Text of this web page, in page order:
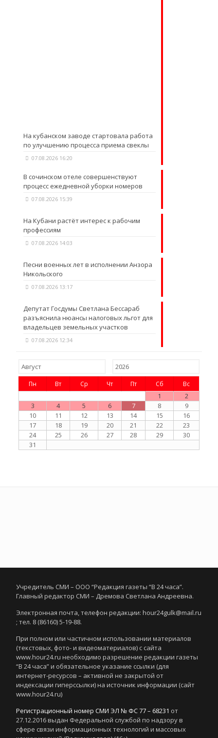
На кубанском заводе стартовала работа
по улучшению процесса приема свеклы
07.08.2026 16:20
В сочинском отеле совершенствуют
процесс ежедневной уборки номеров
07.08.2026 15:39
На Кубани растёт интерес к рабочим
профессиям
07.08.2026 14:03
Песни военных лет в исполнении Анзора
Никольского
07.08.2026 13:17
Депутат Госдумы Светлана Бессараб
разъяснила нюансы налоговых льгот для
владельцев земельных участков
07.08.2026 12:34
Пн Вт Ср Чт Пт Сб Вс
1
2
3
4 5 6 7 8
9
10
11 12 13 14 15
16
17
18 19 20 21 22
23
24
25 26 27 28 29
30
31
Учредитель СМИ – ООО “Редакция газеты “В 24 часа”.
Главный редактор СМИ – Дремова Светлана Андреевна.
Электронная почта, телефон редакции: hour24gulk@mail.ru
; тел. 8 (86160) 5-19-88.
При полном или частичном использовании материалов
(текстовых, фото- и видеоматериалов) с сайта
www.hour24.ru необходимо разрешение редакции газеты
“В 24 часа” и обязательное указание ссылки (для
интернет-ресурсов – активной не закрытой от
индексации гиперссылки) на источник информации (сайт
www.hour24.ru)
Регистрационный номер СМИ ЭЛ № ФС 77 – 68231 от
27.12.2016 выдан Федеральной службой по надзору в
сфере связи информационных технологий и массовых